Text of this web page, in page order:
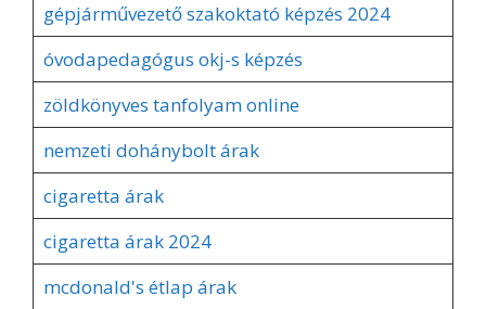
gépjárművezető szakoktató képzés 2024
óvodapedagógus okj-s képzés
zöldkönyves tanfolyam online
nemzeti dohánybolt árak
cigaretta árak
cigaretta árak 2024
mcdonald's étlap árak